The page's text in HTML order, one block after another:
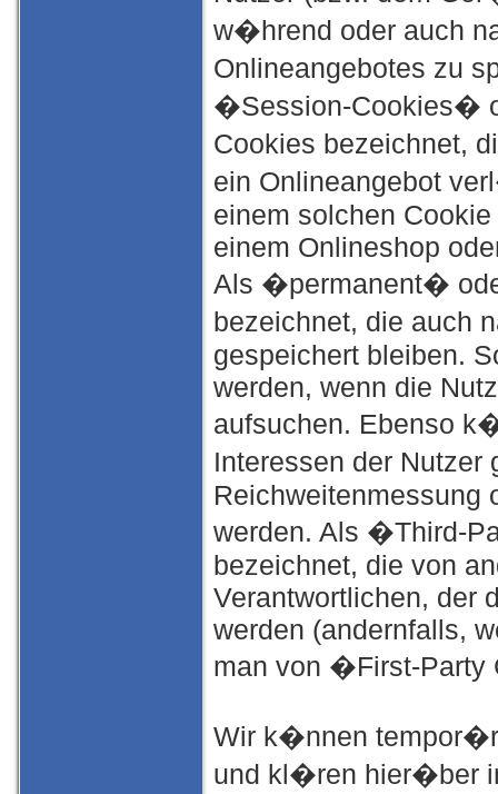
w�hrend oder auch
Onlineangebotes zu
�Session-Cookies�
Cookies bezeichnet,
ein Onlineangebot
einem solchen
einem Onlineshop
Als �permanent�
bezeichnet, die auch
gespeichert bleiben.
werden, wenn die
aufsuchen. Ebenso
Interessen der
Reichweitenmessung
werden. Als �Third-
bezeichnet, die von
Verantwortlichen, der
werden (andernfalls,
man von �First-
Wir k�nnen
und kl�ren hier�ber